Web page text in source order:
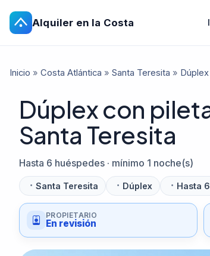
Alquiler en la Costa
Inicio » Costa Atlántica » Santa Teresita »
Dúplex con
Santa Teresita
Hasta 6 huéspedes · mínimo 1 noche(s)
Santa Teresita Dúplex Hasta
PROPIETARIO
En revisión